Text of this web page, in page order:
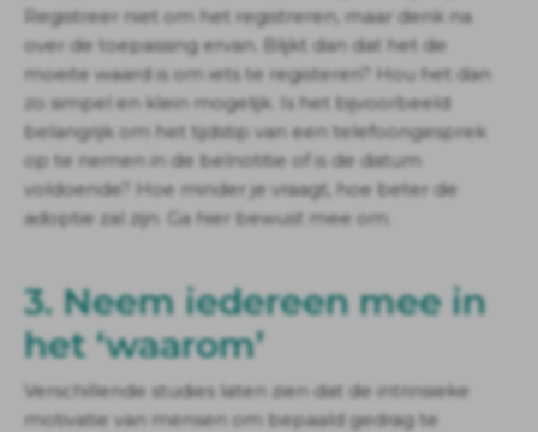
Registreer niet om het registreren, maar denk na
over de toepassing ervan. Blijkt dan dat het de
moeite waard is om iets te registeren? Hou het dan
zo simpel en klein mogelijk. Is het bijvoorbeeld
belangrijk om het tijdstip van een telefoongesprek
op te nemen in de belnotitie of is de datum
voldoende? Hoe minder je vraagt, hoe beter de
adoptie zal zijn. Ga hier bewust mee om.
3. Neem iedereen mee in
het ‘waarom’
Verschillende studies laten zien dat de intrinsieke
motivatie van mensen om bepaald gedrag te